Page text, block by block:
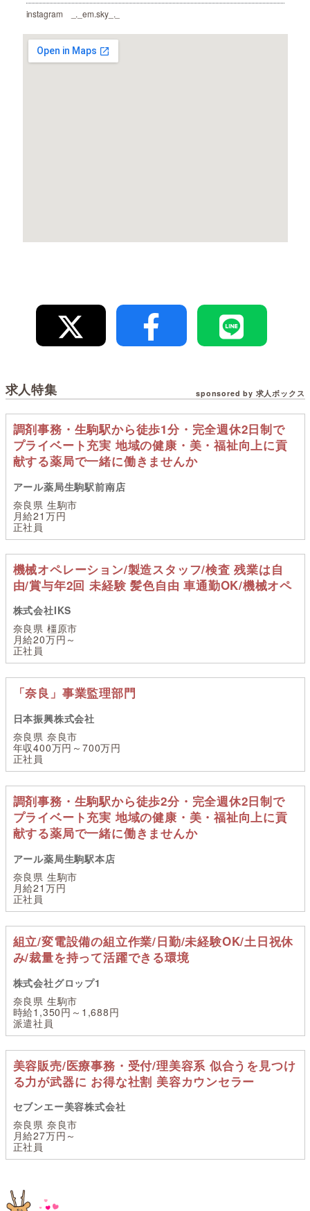
instagram _._em.sky_._
求人特集 sponsored by 求人ボックス
調剤事務・生駒駅から徒歩1分・完全週休2日制で
プライベート充実 地域の健康・美・福祉向上に貢
献する薬局で一緒に働きませんか
アール薬局生駒駅前南店
奈良県 生駒市
月給21万円
正社員
機械オペレーション/製造スタッフ/検査 残業は自
由/賞与年2回 未経験 髪色自由 車通勤OK/機械オペ
株式会社IKS
奈良県 橿原市
月給20万円～
正社員
「奈良」事業監理部門
日本振興株式会社
奈良県 奈良市
年収400万円～700万円
正社員
調剤事務・生駒駅から徒歩2分・完全週休2日制で
プライベート充実 地域の健康・美・福祉向上に貢
献する薬局で一緒に働きませんか
アール薬局生駒駅本店
奈良県 生駒市
月給21万円
正社員
組立/変電設備の組立作業/日勤/未経験OK/土日祝休
み/裁量を持って活躍できる環境
株式会社グロップ1
奈良県 生駒市
時給1,350円～1,688円
派遣社員
美容販売/医療事務・受付/理美容系 似合うを見つけ
る力が武器に お得な社割 美容カウンセラー
セブンエー美容株式会社
奈良県 奈良市
月給27万円～
正社員